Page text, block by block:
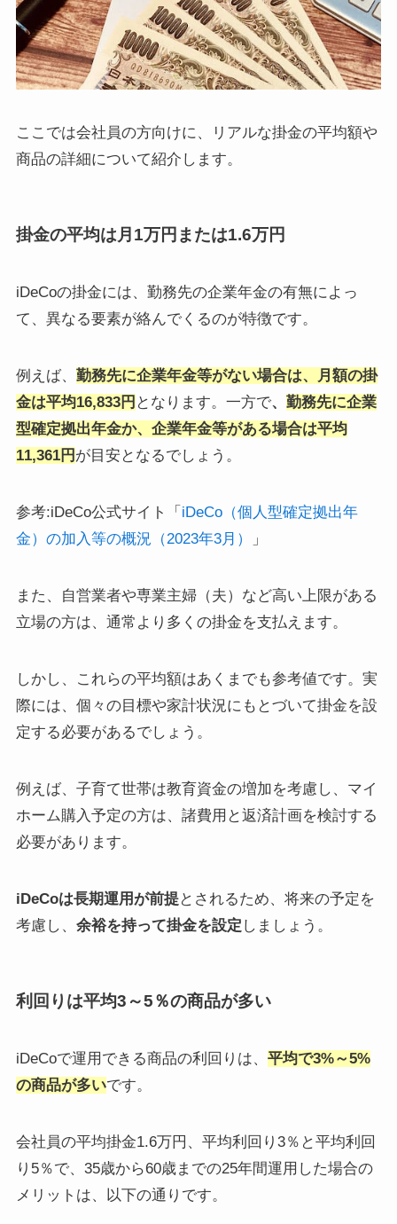
ここでは会社員の方向けに、リアルな掛金の平均額や
商品の詳細について紹介します。
掛金の平均は月1万円または1.6万円
iDeCoの掛金には、勤務先の企業年金の有無によっ
て、異なる要素が絡んでくるのが特徴です。
例えば、 勤務先に企業年金等がない場合は、月額の掛
金は平均16,833円 となります。一方で、 勤務先に企業
型確定拠出年金か、企業年金等がある場合は平均
11,361円 が目安となるでしょう。
参考:iDeCo公式サイト「 iDeCo（個人型確定拠出年
金）の加入等の概況（2023年3月）
」
また、自営業者や専業主婦（夫）など高い上限がある
立場の方は、通常より多くの掛金を支払えます。
しかし、これらの平均額はあくまでも参考値です。実
際には、個々の目標や家計状況にもとづいて掛金を設
定する必要があるでしょう。
例えば、子育て世帯は教育資金の増加を考慮し、マイ
ホーム購入予定の方は、諸費用と返済計画を検討する
必要があります。
iDeCoは長期運用が前提とされるため、将来の予定を
考慮し、 余裕を持って掛金を設定 しましょう。
利回りは平均3～5％の商品が多い
iDeCoで運用できる商品の利回りは、 平均で3%～5%
の商品が多いです。
会社員の平均掛金1.6万円、平均利回り3％と平均利回
り5％で、35歳から60歳までの25年間運用した場合の
メリットは、以下の通りです。